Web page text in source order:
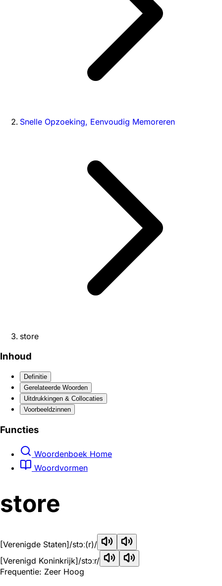
Snelle Opzoeking, Eenvoudig Memoreren
store
Inhoud
Definitie
Gerelateerde Woorden
Uitdrukkingen & Collocaties
Voorbeeldzinnen
Functies
Woordenboek Home
Woordvormen
store
[Verenigde Staten]/stɔː(r)/
[Verenigd Koninkrijk]/stɔːr/
Frequentie: Zeer Hoog